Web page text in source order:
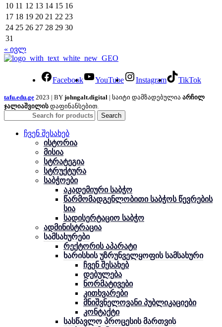
10 11 12 13 14 15 16
17 18 19 20 21 22 23
24 25 26 27 28 29 30
31
« ივლ
Facebook YouTube Instagram TikTok
tafu.edu.ge 2023 | BY johngalt.digital | საიტი დამზადებულია არჩილ
ჯალიაშვილის დაფინანსებით.
Search
ჩვენ შესახებ
ისტორია
მისია
სტრატეგია
სტრუქტურა
საბჭოები
აკადემიური საბჭო
წარმომადგენლობითი საბჭოს წევრების
სია
სადისერტაციო საბჭო
ადმინისტრაცია
სამსახურები
რექტორის აპარატი
ხარისხის უზრუნველყოფის სამსახური
ჩვენ შესახებ
დებულება
ნორმატივები
კითხვარები
მნიშვნელოვანი პუბლიკაციები
კონტაქტი
სასწავლო პროცესის მართვის